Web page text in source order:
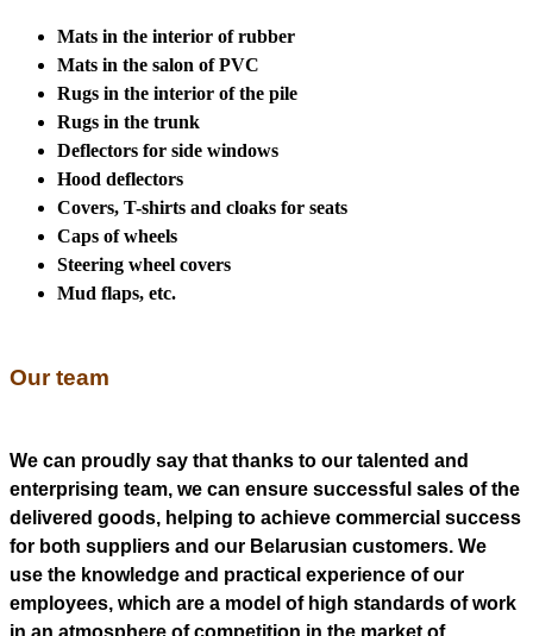
Mats in the interior of rubber
Mats in the salon of PVC
Rugs in the interior of the pile
Rugs in the trunk
Deflectors for side windows
Hood deflectors
Covers, T-shirts and cloaks for seats
Caps of wheels
Steering wheel covers
Mud flaps, etc.
Our team
We can proudly say that thanks to our talented and
enterprising team, we can ensure successful sales of the
delivered goods, helping to achieve commercial success
for both suppliers and our Belarusian customers. We
use the knowledge and practical experience of our
employees, which are a model of high standards of work
in an atmosphere of competition in the market of